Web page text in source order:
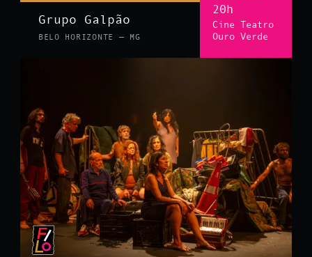
Grupo Galpão
BELO HORIZONTE — MG
20h
Cine Teatro
Ouro Verde